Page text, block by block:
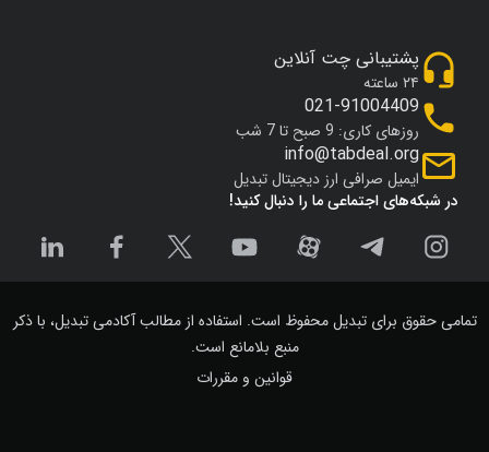
در شبکه‌های اجتماعی ما را دنبال کنید!
پشتیبانی چت آنلاین
۲۴ ساعته
021-91004409
روزهای کاری: 9 صبح تا 7 شب
info@tabdeal.org
ایمیل صرافی ارز دیجیتال تبدیل
تمامی حقوق برای تبدیل محفوظ است. استفاده از مطالب آکادمی تبدیل، با ذکر
منبع بلامانع است.
قوانین و مقررات